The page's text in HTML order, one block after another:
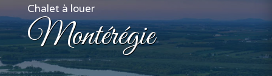
Chalet à louer
Montérégie